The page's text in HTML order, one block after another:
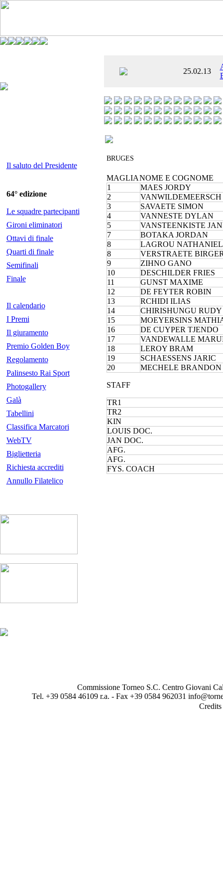
25.02.13
Il saluto del Presidente
64° edizione
Le squadre partecipanti
Gironi eliminatori
Ottavi di finale
Quarti di finale
Semifinali
Finale
Il calendario
I Premi
Il giuramento
Premio Golden Boy
Regolamento
Palinsesto Rai Sport
Photogallery
Galà
Tabellini
Classifica Marcatori
WebTV
Biglietteria
Richiesta accrediti
Annullo Filatelico
BRUGES
MAGLIANOME E COGNOME
1
MAES JORDY
2
3
SAVAETE SIMON
4
VANNESTE DYLAN
5
VANSTEENKISTE
7
BOTAKA JORDAN
8
LAGROU NATHANIEL
8
VERSTRAETE
9
ZIHNO GANO
10
DESCHILDER FRIES
11
GUNST MAXIME
12
DE FEYTER ROBIN
13
RCHIDI ILIAS
14
CHIRISHUNGU RUDY
15
MOEYERSINS
16
DE CUYPER TJENDO
17
VANDEWALLE
18
LEROY BRAM
19
SCHAESSENS JARIC
20
MECHELE BRANDON
STAFF
TR1
TR2
KIN
LOUIS DOC.
JAN DOC.
AFG.
AFG.
FYS. COACH
Commissione Torneo S.C. Centro Giovani
Tel. +39 0584 46109 r.a. - Fax +39 0584 962031
Credits